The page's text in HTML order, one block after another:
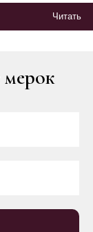
Читать
мерок